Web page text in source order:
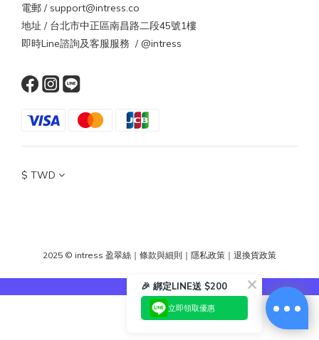
電郵 / support@intress.co
地址 / 台北市中正區南昌路二段45號1樓
即時Line諮詢及客服服務 / @intress
$ TWD
2025 © intress 盈翠絲 ｜ 條款與細則 ｜ 隱私政策 ｜ 退換貨政策
🎉 綁定LINE送 $200
立即領取優惠